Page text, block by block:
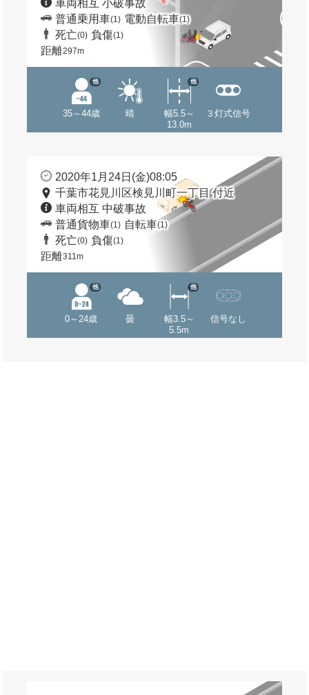
車両相互 小破事故
普通乗用車(1) 電動自転車(1)
死亡(0) 負傷(1)
距離297m
35～44歳
他
晴
幅5.5～
13.0m
他
３灯式信号
2020年1月24日(金)08:05
千葉市花見川区検見川町一丁目 付近
車両相互 中破事故
普通貨物車(1) 自転車(1)
死亡(0) 負傷(1)
距離311m
0～24歳
他
曇
幅3.5～
5.5m
他
信号なし